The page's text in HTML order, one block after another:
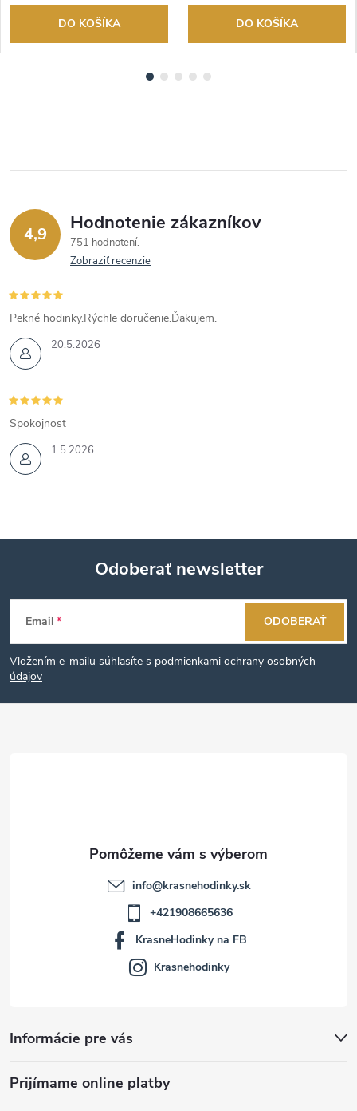
DO KOŠÍKA DO KOŠÍKA
4,9 Hodnotenie zákazníkov
751 hodnotení
Zobraziť recenzie
20.5.2026
Pekné hodinky.Rýchle doručenie.Ďakujem.
1.5.2026
Spokojnost
Z
á
p
Odoberať newsletter
Email
Vložením e-mailu súhlasíte s podmienkami ochrany osobných
údajov
ODOBERAŤ
Informácie pre vás
Prijímame online platby
info@krasnehodinky.sk
+421908665636
KrasneHodinky na FB
Krasnehodinky